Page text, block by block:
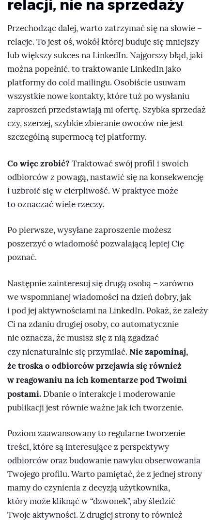
relacji, nie na sprzedaży
Przechodząc dalej, warto zatrzymać się na słowie –
relacje. To jest oś, wokół której buduje się mniejszy
lub większy sukces na LinkedIn. Najgorszy błąd, jaki
można popełnić, to traktowanie LinkedIn jako
platformy do cold mailingu. Osobiście usuwam
wszystkie nowe kontakty, które tuż po wysłaniu
zaproszeń przedstawiają mi ofertę. Szybka sprzedaż
czy, szerzej, szybkie zbieranie owoców nie jest
szczególną supermocą tej platformy.
Co więc zrobić? Traktować swój profil i swoich
odbiorców z powagą, nastawić się na konsekwencję
i uzbroić się w cierpliwość. W praktyce może
to oznaczać wiele rzeczy.
Po pierwsze, wysyłane zaproszenie możesz
poszerzyć o wiadomość pozwalającą lepiej Cię
poznać.
Następnie zainteresuj się drugą osobą – zarówno
we wspomnianej wiadomości na dzień dobry, jak
i pod jej aktywnościami na LinkedIn. Pokaż, że zależy
Ci na zdaniu drugiej osoby, co automatycznie
nie oznacza, że musisz się z nią zgadzać
czy nienaturalnie się przymilać. Nie zapominaj,
że troska o odbiorców przejawia się również
w reagowaniu na ich komentarze pod Twoimi
postami. Dbanie o interakcje i moderowanie
publikacji jest równie ważne jak ich tworzenie.
Poziom zaawansowany to regularne tworzenie
treści, które są interesujące z perspektywy
odbiorców oraz budowanie nawyku obserwowania
Twojego profilu. Warto pamiętać, że z jednej strony
mamy do czynienia z decyzją użytkownika,
który może kliknąć w “dzwonek”, aby śledzić
Twoje aktywności. Z drugiej strony to również